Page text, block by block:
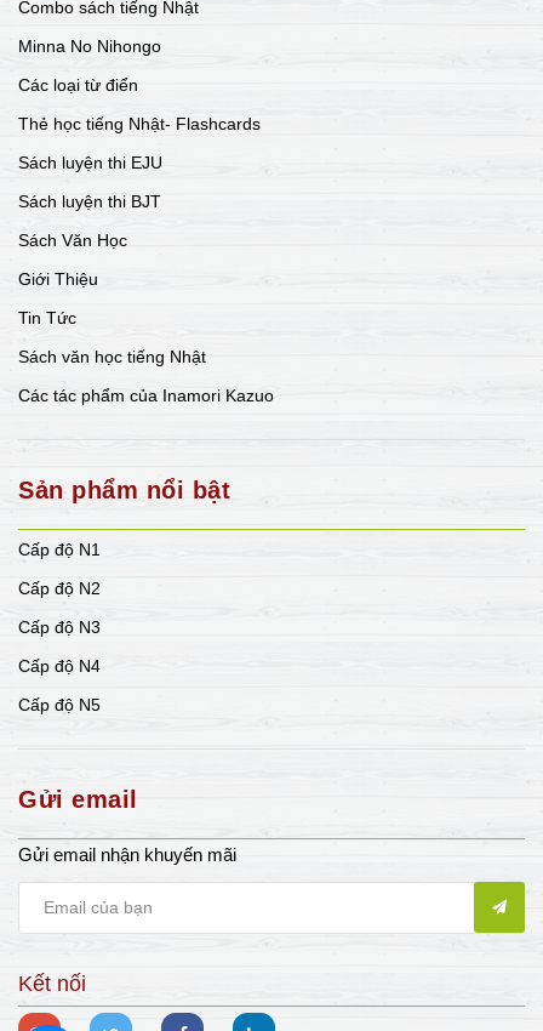
Combo sách tiếng Nhật
Minna No Nihongo
Các loại từ điển
Thẻ học tiếng Nhật- Flashcards
Sách luyện thi EJU
Sách luyện thi BJT
Sách Văn Học
Giới Thiệu
Tin Tức
Sách văn học tiếng Nhật
Các tác phẩm của Inamori Kazuo
Sản phẩm nổi bật
Cấp độ N1
Cấp độ N2
Cấp độ N3
Cấp độ N4
Cấp độ N5
Gửi email
Gửi email nhận khuyến mãi
Kết nối